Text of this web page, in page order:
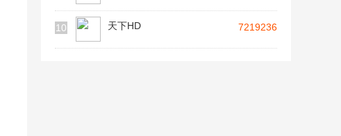
10 天下HD 7219236